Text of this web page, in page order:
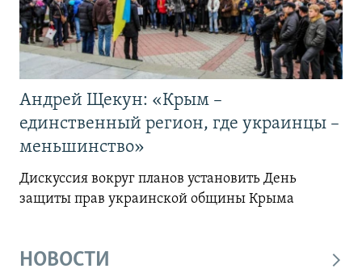
Андрей Щекун: «Крым –
единственный регион, где украинцы –
меньшинство»
Дискуссия вокруг планов установить День
защиты прав украинской общины Крыма
НОВОСТИ